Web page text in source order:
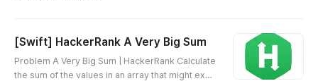
[Swift] HackerRank A Very Big Sum
Problem A Very Big Sum | HackerRank Calculate
the sum of the values in an array that might exce